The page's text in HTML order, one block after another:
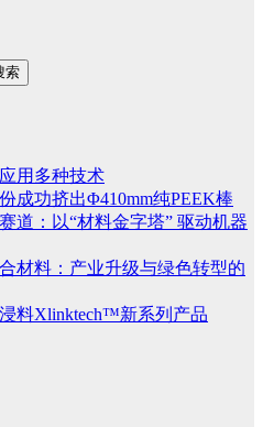
索
用多种技术
成功挤出Φ410mm纯PEEK棒
道：以“材料金字塔” 驱动机器
材料：产业升级与绿色转型的
料Xlinktech™新系列产品